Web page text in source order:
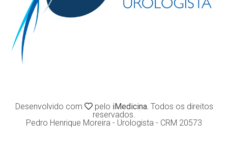
Desenvolvido com pelo iMedicina. Todos os direitos
reservados.
Pedro Henrique Moreira - Urologista - CRM 20573